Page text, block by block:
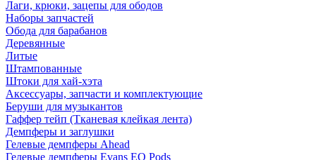
Лаги, крюки, зацепы для ободов
Наборы запчастей
Обода для барабанов
Деревянные
Литые
Штампованные
Штоки для хай-хэта
Аксессуары, запчасти и комплектующие
Беруши для музыкантов
Гаффер тейп (Тканевая клейкая лента)
Демпферы и заглушки
Гелевые демпферы Ahead
Гелевые демпферы Evans EQ Pods